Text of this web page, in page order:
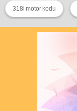
318i motor kodu